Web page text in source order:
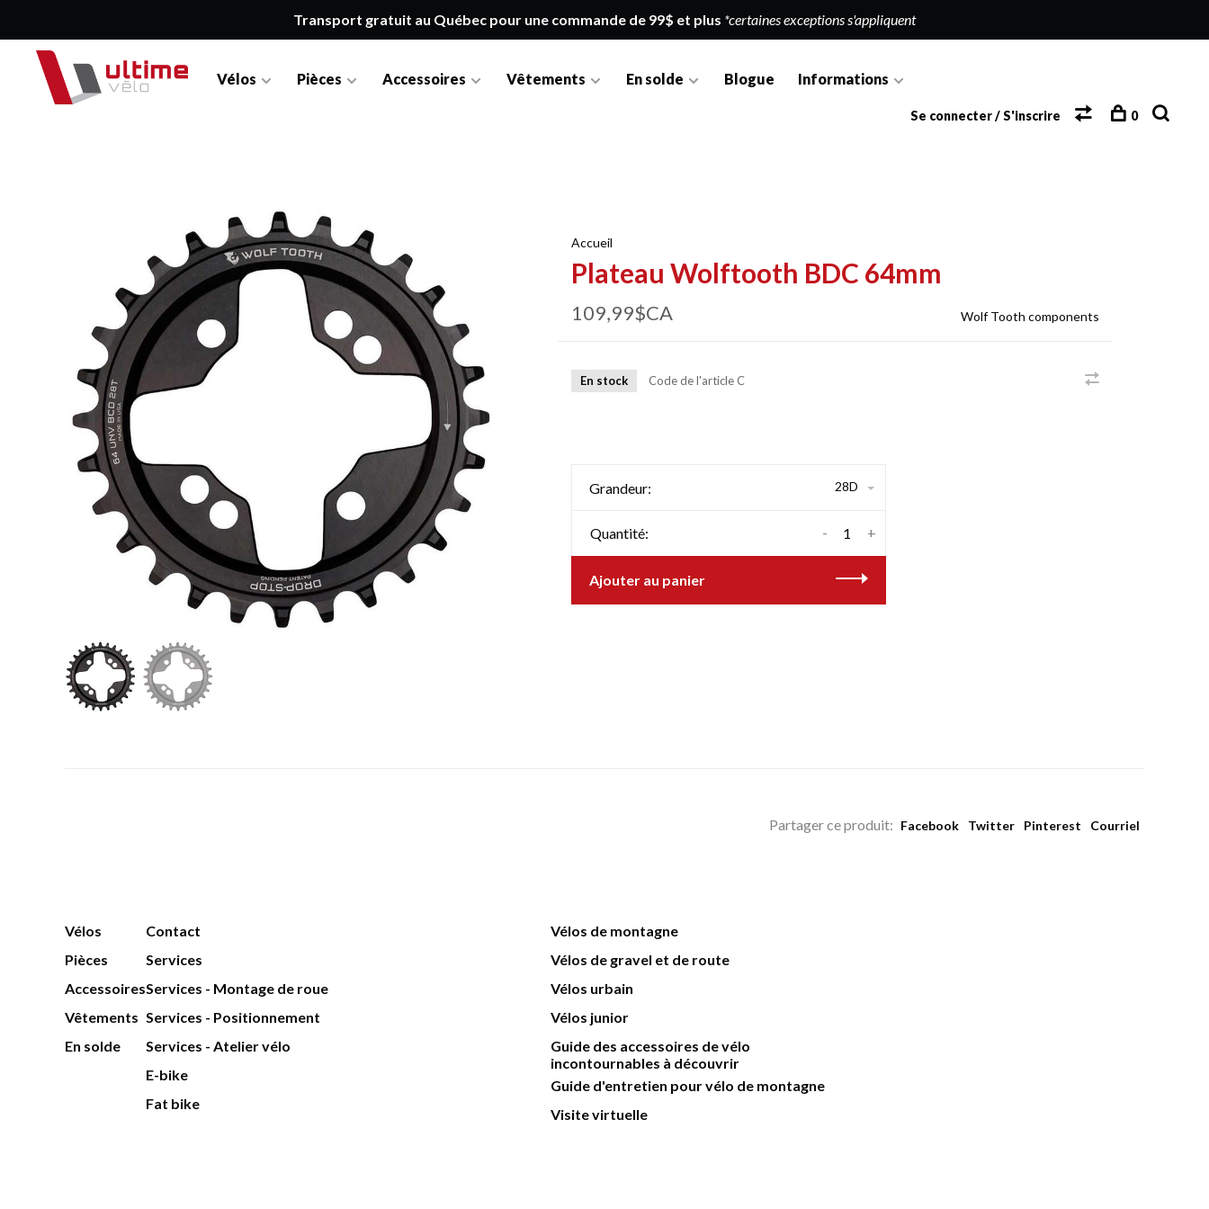
Transport gratuit au Québec pour une commande de 99$ et plus *certaines exceptions s'appliquent
Vélos Pièces Accessoires Vêtements En solde Blogue Informations
Se connecter / S'inscrire 0
Accueil
Plateau Wolftooth BDC 64mm
109,99$CA Wolf Tooth components
En stock Code de l'articleC
Grandeur: 28D
Quantité: +
-
Ajouter au panier
Partager ce produit: Facebook Twitter Pinterest Courriel
Vélos
Pièces
Accessoires
Vêtements
En solde
Contact
Services
Services - Montage de roue
Services - Positionnement
Services - Atelier vélo
E-bike
Fat bike
Vélos de montagne
Vélos de gravel et de route
Vélos urbain
Vélos junior
Guide des accessoires de vélo
incontournables à découvrir
Guide d'entretien pour vélo de montagne
Visite virtuelle